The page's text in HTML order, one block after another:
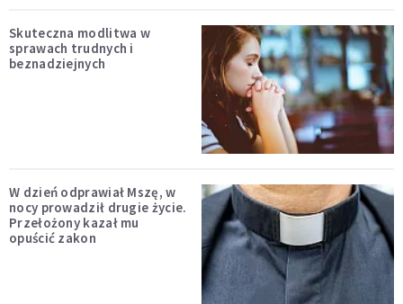
Skuteczna modlitwa w
sprawach trudnych i
beznadziejnych
W dzień odprawiał Mszę, w
nocy prowadził drugie życie.
Przełożony kazał mu
opuścić zakon